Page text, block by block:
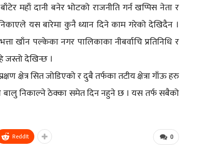
महाँ दानी बनेर भोटको राजनीति गर्न खप्पिस नेता र
निकाएले यस बारेमा कुनै ध्यान दिने काम गरेको देखिदैन ।
खाँन पल्केका नगर पालिकाका नीबर्वाचि प्रतिनिधि र
जस्तो देखिन्छ ।
क्षेत्र सित जोडिएको र दुबै तर्फका तटीय क्षेत्रा गाँऊ हरु
बालु निकाल्ने ठेक्का समेत दिन नहुने छ । यस तर्फ सबैको
0
ReddIt